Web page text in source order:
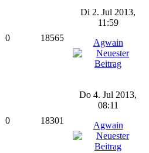
0 18565
Di 2. Jul 2013,
11:59
Agwain
0 18301
Do 4. Jul 2013,
08:11
Agwain